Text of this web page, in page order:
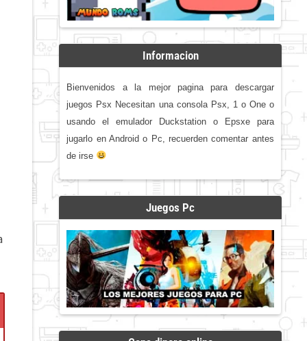
Informacion
Bienvenidos a la mejor pagina para descargar
juegos Psx Necesitan una consola Psx, 1 o One o
usando el emulador Duckstation o Epsxe para
jugarlo en Android o Pc, recuerden comentar antes
de irse
Juegos Pc